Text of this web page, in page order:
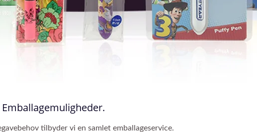
tilbyder vi en samlet emballageservice.